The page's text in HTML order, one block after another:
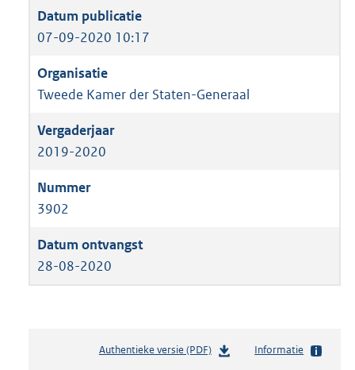
07-09-2020 10:17
Tweede Kamer der Staten-Generaal
2019-2020
3902
28-08-2020
Authentieke versie (PDF)b
Informatie